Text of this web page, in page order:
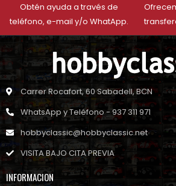
Obtén ayuda a través de
teléfono, e-mail y/o WhatApp.
Carrer Rocafort, 60 Sabadell, BCN
WhatsApp y Teléfono - 937 311 971
hobbyclassic@hobbyclassic.net
VISITA BAJO CITA PREVIA
INFORMACION